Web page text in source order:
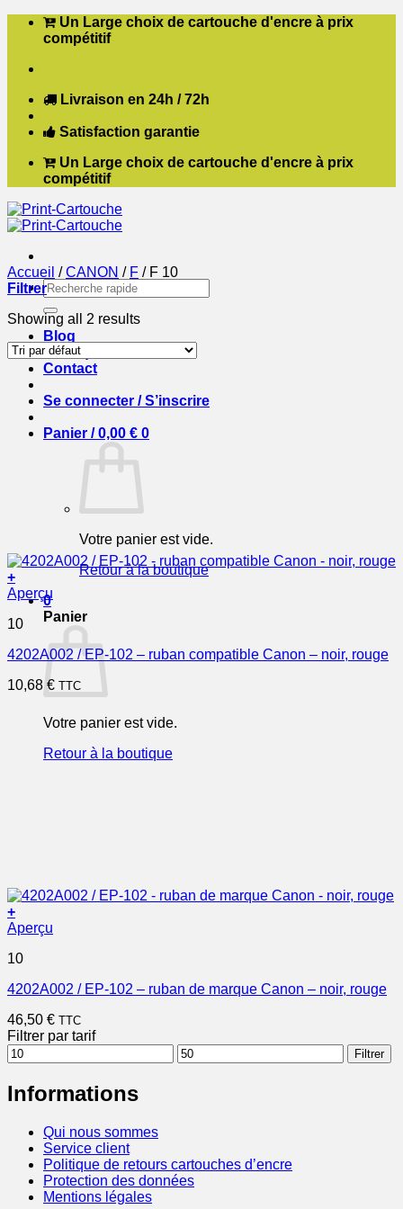
Passer Un Large choix de cartouche d'encre à prix
compétitif
Livraison en 24h / 72h
Satisfaction garantie
Un Large choix de cartouche d'encre à prix
compétitif
Recherche
pour :
Blog
Boutique
Contact
Se connecter / S’inscrire
Panier /0,00 € 0
Votre panier est vide.
Retour à la boutique
0
Panier
Votre panier est vide.
Retour à la boutique
Accueil / CANON / F /F 10
Filtrer
Showing all 2 results
+
Aperçu
10
4202A002 / EP-102 – ruban compatible Canon – noir, rouge
10,68 € TTC
+
Aperçu
10
4202A002 / EP-102 – ruban de marque Canon – noir, rouge
46,50 € TTC
Filtrer par tarif
Prix
min
Prix
max
Filtrer
Informations
Qui nous sommes
Service client
Politique de retours cartouches d’encre
Protection des données
Mentions légales